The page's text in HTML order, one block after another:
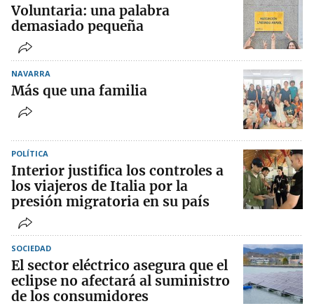
Voluntaria: una palabra
demasiado pequeña
NAVARRA
Más que una familia
POLÍTICA
Interior justifica los controles a
los viajeros de Italia por la
presión migratoria en su país
SOCIEDAD
El sector eléctrico asegura que el
eclipse no afectará al suministro
de los consumidores